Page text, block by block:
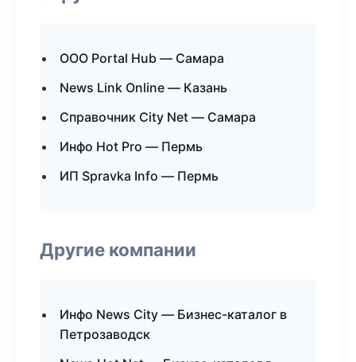
ООО Portal Hub — Самара
News Link Online — Казань
Справочник City Net — Самара
Инфо Hot Pro — Пермь
ИП Spravka Info — Пермь
Другие компании
Инфо News City — Бизнес-каталог в
Петрозаводск